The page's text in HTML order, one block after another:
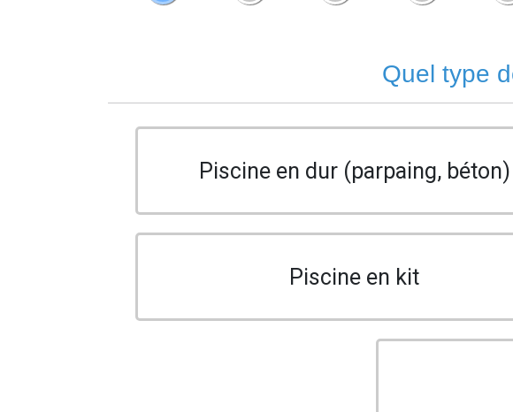
Quel type
Piscine en dur (parpaing, béton)
Piscine en kit